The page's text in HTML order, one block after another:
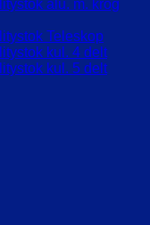
alu. m. krog
Teleskop
kul. 4 delt
kul. 5 delt